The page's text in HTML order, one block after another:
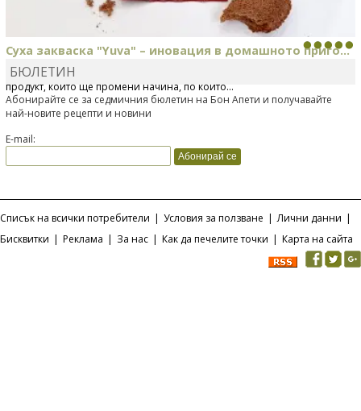
Суха закваска "Yuva" – иновация в домашното приго...
Отскоро Лесафр България стартира предлагането на изцяло нов
продукт, който ще промени начина, по който...
БЮЛЕТИН
Абонирайте се за седмичния бюлетин на Бон Апети и получавайте
най-новите рецепти и новини
E-mail:
Списък на всички потребители | Условия за ползване | Лични данни |
Бисквитки | Реклама | За нас | Как да печелите точки | Карта на сайта